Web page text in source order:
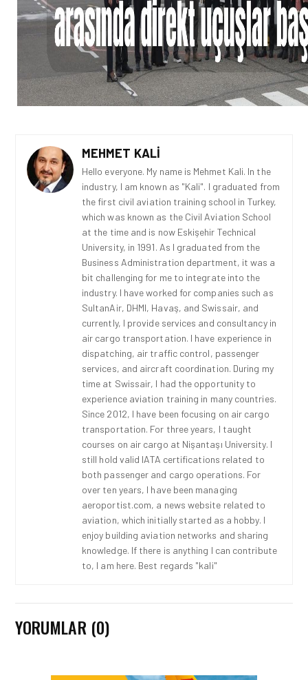
MEHMET KALI
Hello everyone. My name is Mehmet Kali. In the
industry, I am known as "Kali". I graduated from
the first civil aviation training school in Turkey,
which was known as the Civil Aviation School
at the time and is now Eskişehir Technical
University, in 1991. As I graduated from the
Business Administration department, it was a
bit challenging for me to integrate into the
industry. I have worked for companies such as
SultanAir, DHMI, Havaş, and Swissair, and
currently, I provide services and consultancy in
air cargo transportation. I have experience in
dispatching, air traffic control, passenger
services, and aircraft coordination. During my
time at Swissair, I had the opportunity to
experience aviation training in many countries.
Since 2012, I have been focusing on air cargo
transportation. For three years, I taught
courses on air cargo at Nişantaşı University. I
still hold valid IATA certifications related to
both passenger and cargo operations. For
over ten years, I have been managing
aeroportist.com, a news website related to
aviation, which initially started as a hobby. I
enjoy building aviation networks and sharing
knowledge. If there is anything I can contribute
to, I am here. Best regards "kali"
YORUMLAR (0)